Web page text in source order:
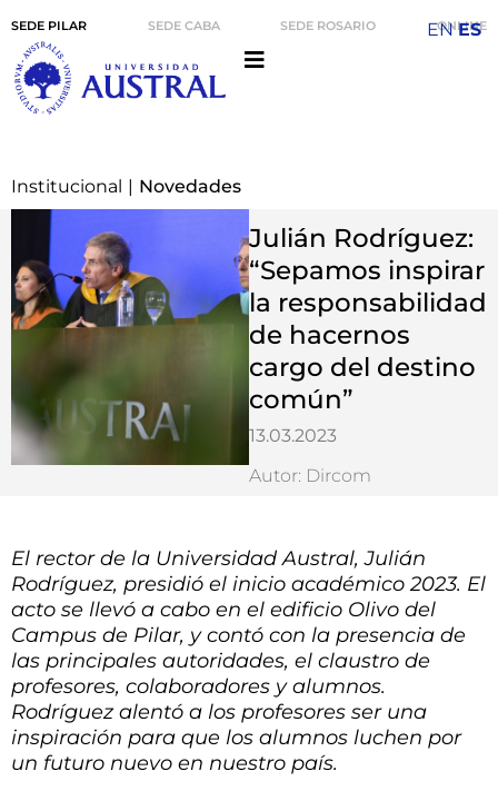
SEDE PILAR SEDE CABA SEDE ROSARIO ONLINE
Institucional | Novedades
Julián Rodríguez:
“Sepamos inspirar
la responsabilidad
de hacernos
cargo del destino
común”
13.03.2023
Autor: Dircom
El rector de la Universidad Austral, Julián
Rodríguez, presidió el inicio académico 2023. El
acto se llevó a cabo en el edificio Olivo del
Campus de Pilar, y contó con la presencia de
las principales autoridades, el claustro de
profesores, colaboradores y alumnos.
Rodríguez alentó a los profesores ser una
inspiración para que los alumnos luchen por
un futuro nuevo en nuestro país.
EN ES